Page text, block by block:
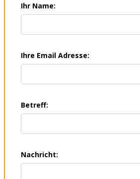
Ihr Name:
Ihre Email Adresse:
Betreff:
Nachricht: